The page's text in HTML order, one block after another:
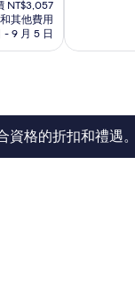
NT$3,057
其他費用
- 9 月 5 日
讚，
論
資格的折扣和禮遇